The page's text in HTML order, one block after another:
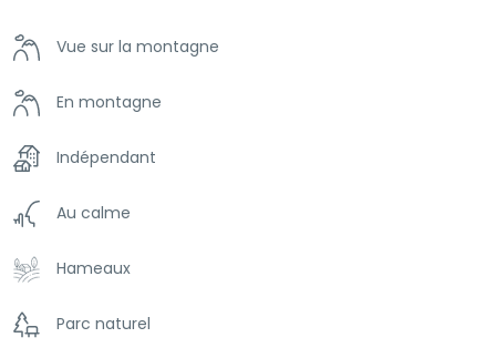
transporte,. Vos vacances commencent ici !
Serviettes
Jeux pour enfant
Table à langer
Linge de maison
Cuisine
Torchons
Vue sur la montagne
En montagne
Indépendant
Au calme
Hameaux
Parc naturel